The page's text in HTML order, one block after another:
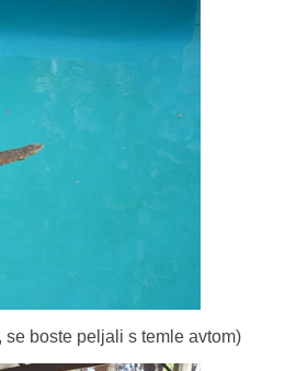
boste peljali s temle avtom)